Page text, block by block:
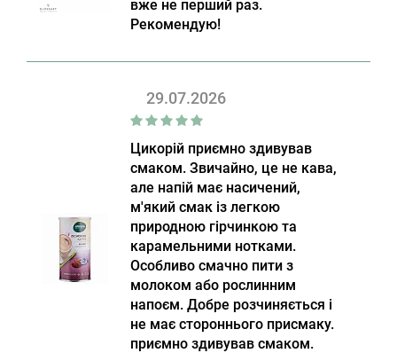
вже не перший раз.
Рекомендую!
29.07.2026
Цикорій приємно здивував
смаком. Звичайно, це не кава,
але напій має насичений,
м'який смак із легкою
природною гірчинкою та
карамельними нотками.
Особливо смачно пити з
молоком або рослинним
напоєм. Добре розчиняється і
не має стороннього присмаку.
приємно здивував смаком.